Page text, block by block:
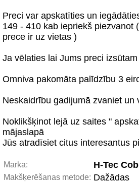
Preci var apskatīties un
149 - 410 kab iepriekš piezvanot
prece ir uz vietas )
Ja vēlaties lai Jums preci
Omniva pakomāta palīdzību 3
Neskaidrību gadijumā zvaniet un
Noklikšķinot lejā uz saites "
mājaslapā
Jūs atradīsiet citus interesantus
Marka: H-Tec Cob
Makšķerēšanas metode: Dažādas